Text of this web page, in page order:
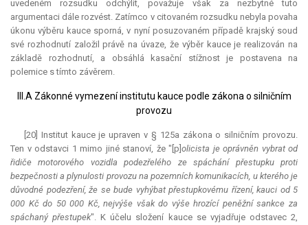
uvedeném rozsudku odchýlit, považuje však za nezbytné tuto
argumentaci dále rozvést. Zatímco v citovaném rozsudku nebyla povaha
úkonu výběru kauce sporná, v nyní posuzovaném případě krajský soud
své rozhodnutí založil právě na úvaze, že výběr kauceje realizován na
základě rozhodnutí, a obsáhlá kasační stížnost je postavena na
polemice s tímto závěrem.
III.A Zákonné vymezení institutu kauce podle zákona o silničním
provozu
[20] Institut kauceje upraven v § 125a zákona o silničním provozu.
Ten v odstavci 1 mimo jiné stanoví, že "[p] olicista je oprávněn vybrat od
řidiče motorového vozidla podezřelého ze spáchání přestupku proti
bezpečnosti a plynulosti provozu na pozemních komunikacích, u kterého je
důvodné podezření, že se bude vyhýbat přestupkovému řízení, kauci od 5
000 Kč do 50 000 Kč, nejvýše však do výše hrozící peněžní sankce za
spáchaný přestupek". K účelu složení kaucese vyjadřuje odstavec 2,